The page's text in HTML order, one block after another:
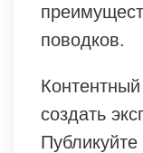
поводков.
создать